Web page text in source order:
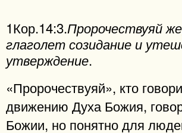
1Кор.14:3.Пророчествуяй
глаголет созидание и
утверждение.
«Пророчествуяй», кто
движению Духа Божия,
Божии, но понятно для